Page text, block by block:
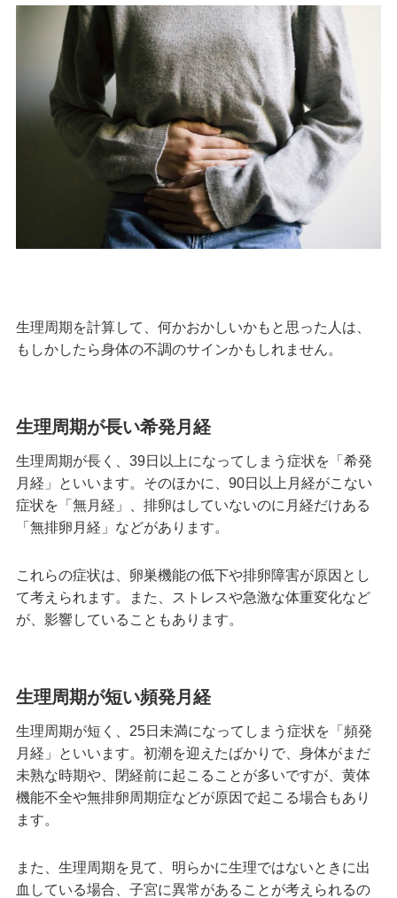
生理周期を計算して、何かおかしいかもと思った人は、
もしかしたら身体の不調のサインかもしれません。
生理周期が長い希発月経
生理周期が長く、39日以上になってしまう症状を「希発
月経」といいます。そのほかに、90日以上月経がこない
症状を「無月経」、排卵はしていないのに月経だけある
「無排卵月経」などがあります。
これらの症状は、卵巣機能の低下や排卵障害が原因とし
て考えられます。また、ストレスや急激な体重変化など
が、影響していることもあります。
生理周期が短い頻発月経
生理周期が短く、25日未満になってしまう症状を「頻発
月経」といいます。初潮を迎えたばかりで、身体がまだ
未熟な時期や、閉経前に起こることが多いですが、黄体
機能不全や無排卵周期症などが原因で起こる場合もあり
ます。
また、生理周期を見て、明らかに生理ではないときに出
血している場合、子宮に異常があることが考えられるの